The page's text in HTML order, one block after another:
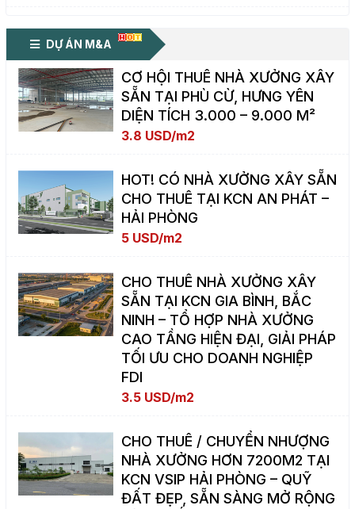
DỰ ÁN M&A
CƠ HỘI THUÊ NHÀ XƯỞNG XÂY
SẴN TẠI PHÙ CỪ, HƯNG YÊN
DIỆN TÍCH 3.000 – 9.000 M²
3.8 USD/m2
HOT! CÓ NHÀ XƯỞNG XÂY SẴN
CHO THUÊ TẠI KCN AN PHÁT –
HẢI PHÒNG
5 USD/m2
CHO THUÊ NHÀ XƯỞNG XÂY
SẴN TẠI KCN GIA BÌNH, BẮC
NINH – TỔ HỢP NHÀ XƯỞNG
CAO TẦNG HIỆN ĐẠI, GIẢI PHÁP
TỐI ƯU CHO DOANH NGHIỆP
FDI
3.5 USD/m2
CHO THUÊ / CHUYỂN NHƯỢNG
NHÀ XƯỞNG HƠN 7200M2 TẠI
KCN VSIP HẢI PHÒNG – QUỸ
ĐẤT ĐẸP, SẴN SÀNG MỞ RỘNG